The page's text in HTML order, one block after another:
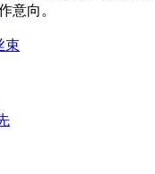
意向。
束